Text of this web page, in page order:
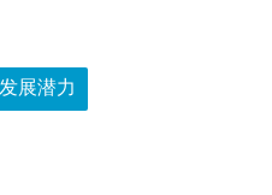
展潜力